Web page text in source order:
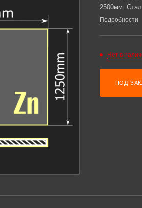
2500мм.
Подробности
Нет в
ПОД